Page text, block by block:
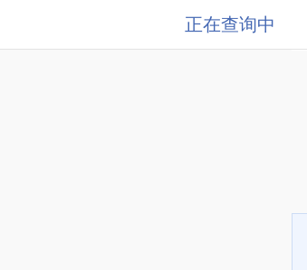
正在查询中